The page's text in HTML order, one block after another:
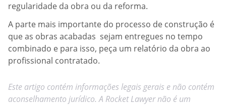
regularidade da obra ou da reforma.
A parte mais importante do processo de construção é
que as obras acabadas sejam entregues no tempo
combinado e para isso, peça um relatório da obra ao
profissional contratado.
Este artigo contém informações legais gerais e não contém
aconselhamento jurídico. A Rocket Lawyer não é um